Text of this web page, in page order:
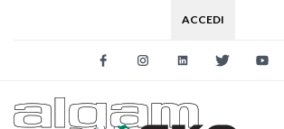
ACCEDI
FacebookInstagramLinkedinTwitter